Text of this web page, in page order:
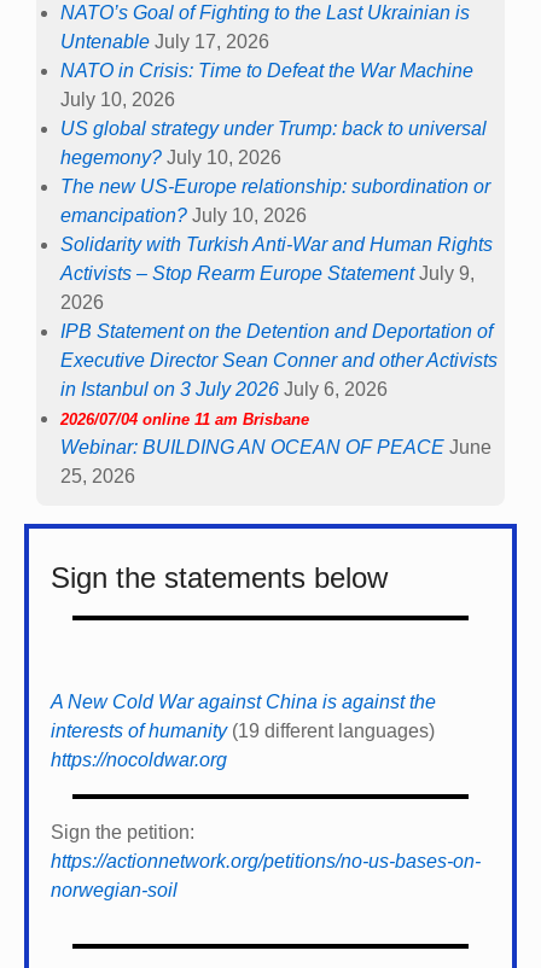
NATO’s Goal of Fighting to the Last Ukrainian is
Untenable July 17, 2026
NATO in Crisis: Time to Defeat the War Machine
July 10, 2026
US global strategy under Trump: back to universal
hegemony? July 10, 2026
The new US-Europe relationship: subordination or
emancipation? July 10, 2026
Solidarity with Turkish Anti-War and Human Rights
Activists – Stop Rearm Europe Statement July 9,
2026
IPB Statement on the Detention and Deportation of
Executive Director Sean Conner and other Activists
in Istanbul on 3 July 2026 July 6, 2026
2026/07/04 online 11 am Brisbane
Webinar: BUILDING AN OCEAN OF PEACE June
25, 2026
Sign the statements below
A New Cold War against China is against the
interests of humanity(19 different languages)
https://nocoldwar.org
Sign the petition:
https://actionnetwork.org/petitions/no-us-bases-on-
norwegian-soil